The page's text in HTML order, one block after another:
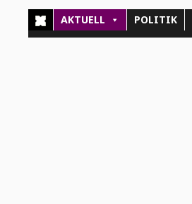
AKTUELL POLITIK